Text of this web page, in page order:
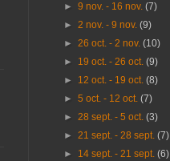
►9 nov. - 16 nov.(7)
►2 nov. - 9 nov.(9)
►26 oct. - 2 nov.(10)
► 19 oct. - 26 oct.(9)
► 12 oct. - 19 oct.(8)
►5 oct. - 12 oct.(7)
►28 sept. - 5 oct.(3)
►21 sept. - 28 sept.(7)
► 14 sept. - 21 sept.(6)